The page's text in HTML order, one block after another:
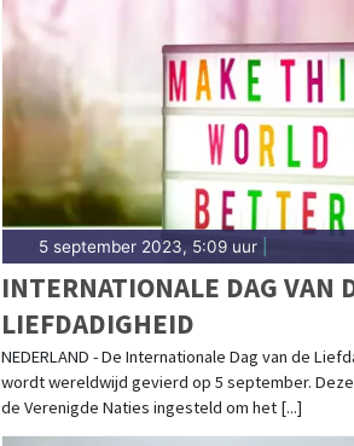
5 september 2023, 5:09 uur|
INTERNATIONALE DAG VAN
LIEFDADIGHEID
NEDERLAND - De Internationale Dag van de
wordt wereldwijd gevierd op 5 september.
de Verenigde Naties ingesteld om het [...]